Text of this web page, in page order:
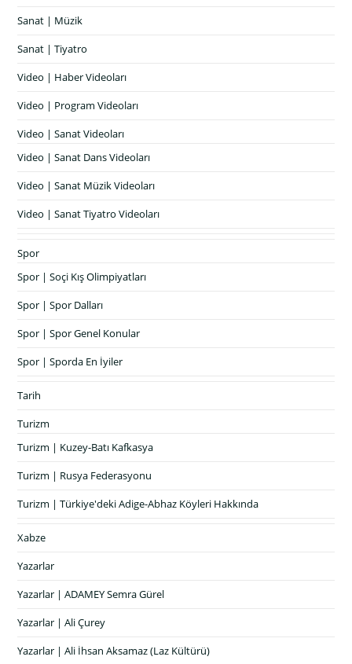
Sanat | Müzik
Sanat | Tiyatro
Video | Haber Videoları
Video | Program Videoları
Video | Sanat Videoları
Video | Sanat Dans Videoları
Video | Sanat Müzik Videoları
Video | Sanat Tiyatro Videoları
Spor
Spor | Soçi Kış Olimpiyatları
Spor | Spor Dalları
Spor | Spor Genel Konular
Spor | Sporda En İyiler
Tarih
Turizm
Turizm | Kuzey-Batı Kafkasya
Turizm | Rusya Federasyonu
Turizm | Türkiye'deki Adige-Abhaz Köyleri Hakkında
Xabze
Yazarlar
Yazarlar | ADAMEY Semra Gürel
Yazarlar | Ali Çurey
Yazarlar | Ali İhsan Aksamaz (Laz Kültürü)